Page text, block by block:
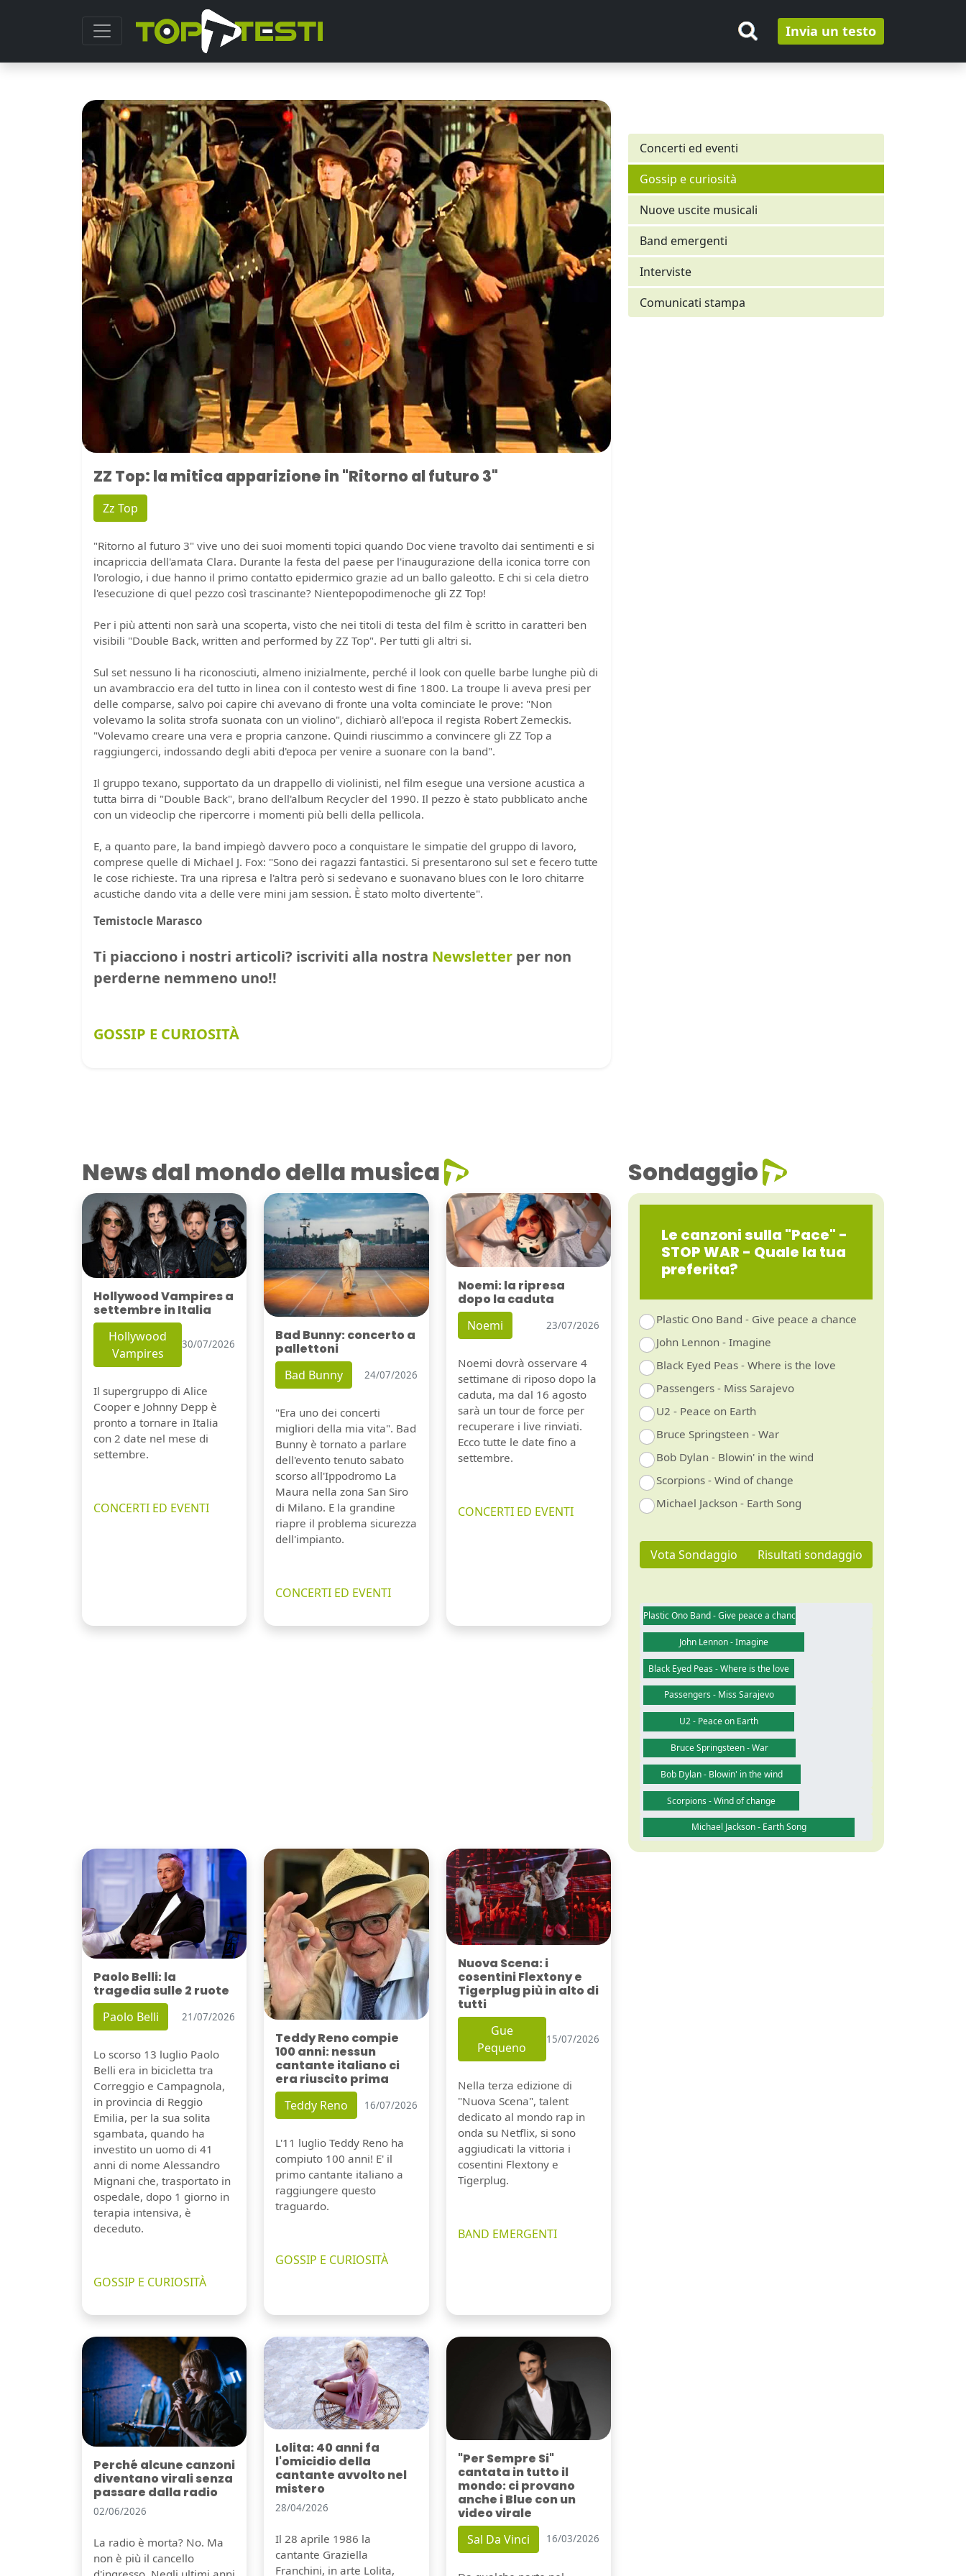
Invia un testo
ZZ Top: la mitica apparizione in "Ritorno al futuro 3"
Zz Top
"Ritorno al futuro 3" vive uno dei suoi momenti topici quando Doc viene travolto dai sentimenti e si
incapriccia dell'amata Clara. Durante la festa del paese per l'inaugurazione della iconica torre con
l'orologio, i due hanno il primo contatto epidermico grazie ad un ballo galeotto. E chi si cela dietro
l'esecuzione di quel pezzo così trascinante? Nientepopodimenoche gli ZZ Top!
Per i più attenti non sarà una scoperta, visto che nei titoli di testa del film è scritto in caratteri ben
visibili "Double Back, written and performed by ZZ Top". Per tutti gli altri si.
Sul set nessuno li ha riconosciuti, almeno inizialmente, perché il look con quelle barbe lunghe più di
un avambraccio era del tutto in linea con il contesto west di fine 1800. La troupe li aveva presi per
delle comparse, salvo poi capire chi avevano di fronte una volta cominciate le prove: "Non
volevamo la solita strofa suonata con un violino", dichiarò all'epoca il regista Robert Zemeckis.
"Volevamo creare una vera e propria canzone. Quindi riuscimmo a convincere gli ZZ Top a
raggiungerci, indossando degli abiti d'epoca per venire a suonare con la band".
Il gruppo texano, supportato da un drappello di violinisti, nel film esegue una versione acustica a
tutta birra di "Double Back", brano dell'album Recycler del 1990. Il pezzo è stato pubblicato anche
con un videoclip che ripercorre i momenti più belli della pellicola.
E, a quanto pare, la band impiegò davvero poco a conquistare le simpatie del gruppo di lavoro,
comprese quelle di Michael J. Fox: "Sono dei ragazzi fantastici. Si presentarono sul set e fecero tutte
le cose richieste. Tra una ripresa e l'altra però si sedevano e suonavano blues con le loro chitarre
acustiche dando vita a delle vere mini jam session. È stato molto divertente".
Temistocle Marasco
Ti piacciono i nostri articoli? iscriviti alla nostra Newsletter per non
perderne nemmeno uno!!
GOSSIP E CURIOSITÀ
Concerti ed eventi
Gossip e curiosità
Nuove uscite musicali
Band emergenti
Interviste
Comunicati stampa
News dal mondo della musica
Hollywood Vampires a
settembre in Italia
Hollywood
Vampires
30/07/2026
Il supergruppo di Alice
Cooper e Johnny Depp è
pronto a tornare in Italia
con 2 date nel mese di
settembre.
CONCERTI ED EVENTI
Bad Bunny: concerto a
pallettoni
Bad Bunny 24/07/2026
"Era uno dei concerti
migliori della mia vita". Bad
Bunny è tornato a parlare
dell'evento tenuto sabato
scorso all'Ippodromo La
Maura nella zona San Siro
di Milano. E la grandine
riapre il problema sicurezza
dell'impianto.
CONCERTI ED EVENTI
Noemi: la ripresa
dopo la caduta
Noemi 23/07/2026
Noemi dovrà osservare 4
settimane di riposo dopo la
caduta, ma dal 16 agosto
sarà un tour de force per
recuperare i live rinviati.
Ecco tutte le date fino a
settembre.
CONCERTI ED EVENTI
Paolo Belli: la
tragedia sulle 2 ruote
Paolo Belli 21/07/2026
Lo scorso 13 luglio Paolo
Belli era in bicicletta tra
Correggio e Campagnola,
in provincia di Reggio
Emilia, per la sua solita
sgambata, quando ha
investito un uomo di 41
anni di nome Alessandro
Mignani che, trasportato in
ospedale, dopo 1 giorno in
terapia intensiva, è
deceduto.
GOSSIP E CURIOSITÀ
Teddy Reno compie
100 anni: nessun
cantante italiano ci
era riuscito prima
Teddy Reno 16/07/2026
L'11 luglio Teddy Reno ha
compiuto 100 anni! E' il
primo cantante italiano a
raggiungere questo
traguardo.
GOSSIP E CURIOSITÀ
Nuova Scena: i
cosentini Flextony e
Tigerplug più in alto di
tutti
Gue
Pequeno
15/07/2026
Nella terza edizione di
"Nuova Scena", talent
dedicato al mondo rap in
onda su Netflix, si sono
aggiudicati la vittoria i
cosentini Flextony e
Tigerplug.
BAND EMERGENTI
Perché alcune canzoni
diventano virali senza
passare dalla radio
02/06/2026
La radio è morta? No. Ma
non è più il cancello
Lolita: 40 anni fa
l'omicidio della
cantante avvolto nel
mistero
28/04/2026
Il 28 aprile 1986 la
cantante Graziella
Franchini, in arte Lolita,
"Per Sempre Si"
cantata in tutto il
mondo: ci provano
anche i Blue con un
video virale
Sal Da Vinci 16/03/2026
Sondaggio
Le canzoni sulla "Pace" -
STOP WAR - Quale la tua
preferita?
Plastic Ono Band - Give peace a chance
John Lennon - Imagine
Black Eyed Peas - Where is the love
Passengers - Miss Sarajevo
U2 - Peace on Earth
Bruce Springsteen - War
Bob Dylan - Blowin' in the wind
Scorpions - Wind of change
Michael Jackson - Earth Song
Vota Sondaggio Risultati sondaggio
Plastic Ono Band - Give peace a chance
John Lennon - Imagine
Black Eyed Peas - Where is the love
Passengers - Miss Sarajevo
U2 - Peace on Earth
Bruce Springsteen - War
Bob Dylan - Blowin' in the wind
Scorpions - Wind of change
Michael Jackson - Earth Song